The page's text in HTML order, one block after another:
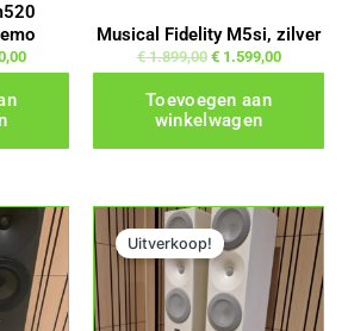
Musical Fidelity M5si, zilver
€1.899,00 €1.599,00
Toevoegen aan
winkelwagen
€ 4.000,00.Huidige prijs is: € 2.550,00.
Uitverkoop!
Oorspronkelijke prijs was: € 5.800,00.Huidige prijs is: €